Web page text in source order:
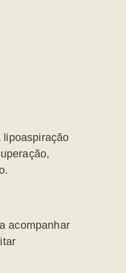
lipoaspiração
acompanhar